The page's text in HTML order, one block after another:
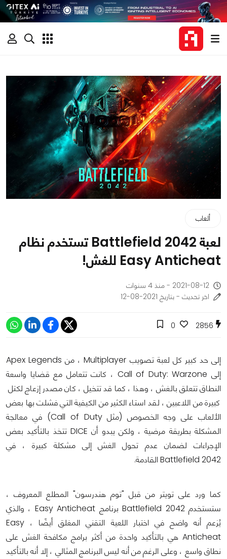
ألعاب
لعبة Battlefield 2042 تستخدم نظام
Easy Anticheat للغش!
2021-08-12 - منذ 4 سنوات
اخر تحديث - بتاريخ 2021-08-12
2856
0
إلى حد كبير كل لعبة تصويب Multiplayer ، من Apex Legends
إلى Call of Duty: Warzone ، كانت تتعامل مع قضايا واسعة
النطاق تتعلق بالغش ، وهذا ، كما قد تتخيل ، كان مصدر إزعاج لكتل ​​
كبيرة من اللاعبين ، لقد استاء الكثير من الكيفية التي فشلت بها بعض
الألعاب على وجه الخصوص (مثل Call of Duty) في معالجة
المشكلة بطريقة مرضية ، ولكن يبدو أن DICE تتخذ بالتأكيد بعض
الإجراءات لضمان عدم تحول الغش إلى مشكلة كبيرة ، في
Battlefield 2042 القادمة.
كما ورد على تويتر من قبل "توم هندرسون" المطلع المعروف ،
ستستخدم Battlefield 2042 برنامج Easy Anticheat ، والذي
يُزعم أنه واضح في اختبار اللعية التقني المغلق أيضًا ، Easy
Anticheat هي بالتأكيد واحدة من أكثر برامج مكافحة الغش على
نطاق واسع ، وعلى الرغم من أنه ليس البرنامج المثالي ، إلا أنه بالتأكيد